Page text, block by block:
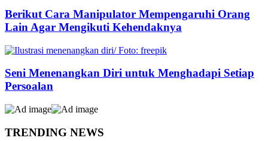
Berikut Cara Manipulator Mempengaruhi Orang
Lain Agar Mengikuti Kehendaknya
Seni Menenangkan Diri untuk Menghadapi Setiap
Persoalan
TRENDING NEWS